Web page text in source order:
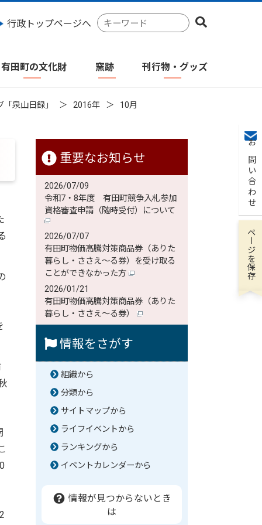
行政トップページへ
検
索
ワ
有田町の文化財 窯跡 刊行物・グッズ
お問い合わせ
泉山日録」 2016年
10月
重要なお知らせ
2026/07/09
令和7・8年度 有田町競争入札参加
資格審査申請（随時受付）について
2026/07/07
有田町物価高騰対策商品券（ありた
暮らし・ささえ～る券）を受け取る
ことができなかった方
2026/01/21
有田町物価高騰対策商品券（ありた
暮らし・ささえ～る券）
情報をさがす
組織から
分類から
サイトマップから
ライフイベントから
ランキングから
イベントカレンダーから
情報が見つからないとき
は
ページを保存